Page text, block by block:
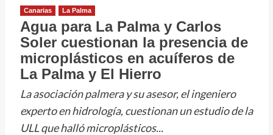
Tenerife
Canarias La Palma
Agua para La Palma y Carlos
Soler cuestionan la presencia de
microplásticos en acuíferos de
La Palma y El Hierro
La asociación palmera y su asesor, el ingeniero
experto en hidrología, cuestionan un estudio de la
ULL que halló microplásticos...